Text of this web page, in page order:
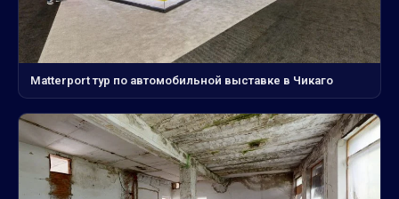
Matterport тур по автомобильной выставке в Чикаго